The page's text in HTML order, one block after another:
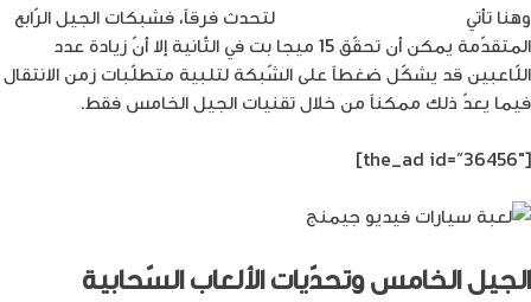
وهنا تأتي
لتحدث فرقاً، فشبكات الجيل الرّابع
المتقدّمة يمكن أن تحقّق 15 ميجا بت في الثّانية إلا أنّ زيادة عدد
اللّاعبين قد يشكّل ضغطاً على الشّبكة لتلبية متطلّبات زمن الانتقال
فيما يعدّ ذلك ممكناً من خلال تقنيات الجيل الخامس فقط.
[the_ad id=”36456″]
الجيل الخامس وتحدّيات الألعاب السّحابية